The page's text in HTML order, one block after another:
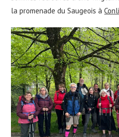
la promenade du Saugeois à